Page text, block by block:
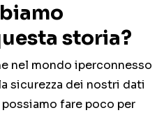
storia?
nel mondo iperconnesso
sicurezza dei nostri dati
fare poco per